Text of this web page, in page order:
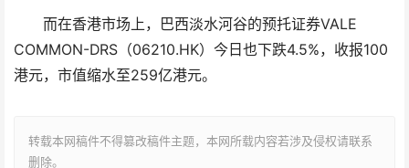
而在香港市场上，巴西淡水河谷的预托证券VALE
COMMON-DRS（06210.HK）今日也下跌4.5%，收报100
港元，市值缩水至259亿港元。
转载本网稿件不得篡改稿件主题，本网所载内容若涉及侵权请联系
删除。